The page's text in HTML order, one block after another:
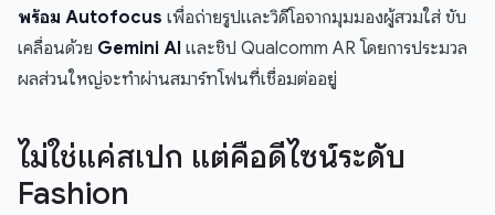
พร้อม Autofocus เพื่อถ่ายรูปและวิดีโอจากมุมมองผู้สวมใส่ ขับ
เคลื่อนด้วย Gemini AI และชิป Qualcomm AR โดยการประมวล
ผลส่วนใหญ่จะทำผ่านสมาร์ทโฟนที่เชื่อมต่ออยู่
ไม่ใช่แค่สเปก แต่คือดีไซน์ระดับ
Fashion